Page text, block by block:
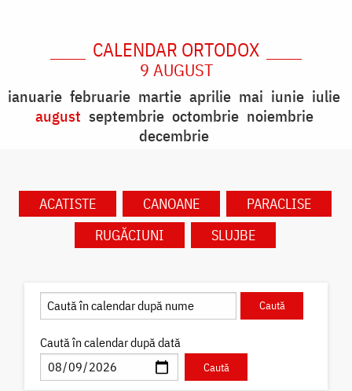
CALENDAR ORTODOX
9 AUGUST
ianuarie februarie martie aprilie mai iunie iulie
august septembrie octombrie noiembrie
decembrie
ACATISTE CANOANE
PARACLISE
RUGĂCIUNI
SLUJBE
Caută în calendar după dată